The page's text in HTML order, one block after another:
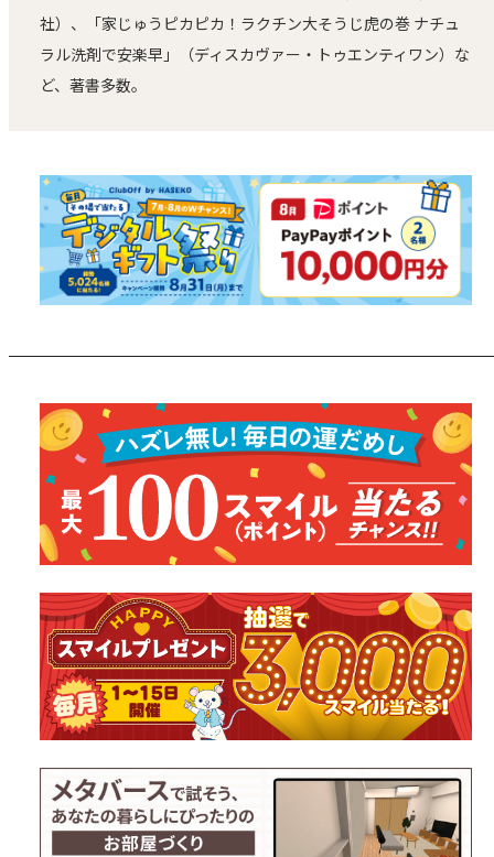
社）、「家じゅうピカピカ！ラクチン大そうじ虎の巻 ナチュ
ラル洗剤で安楽早」（ディスカヴァー・トゥエンティワン）な
ど、著書多数。